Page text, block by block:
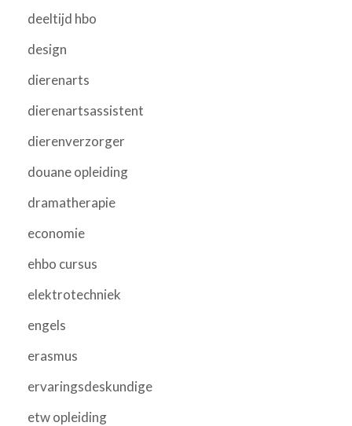
deeltijd hbo
design
dierenarts
dierenartsassistent
dierenverzorger
douane opleiding
dramatherapie
economie
ehbo cursus
elektrotechniek
engels
erasmus
ervaringsdeskundige
etw opleiding